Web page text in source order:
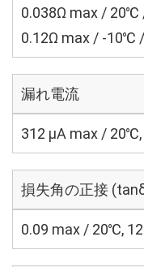
0.038Ω max / 20℃
0.12Ω max / -10℃
漏れ電流
312 μA max / 20℃,
損失角の正接
0.09 max / 20℃,